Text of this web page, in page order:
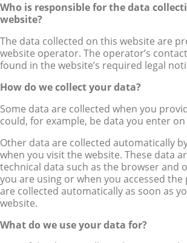
Who is responsible for the data
website?
The data collected on this website are
website operator. The operator’s
found in the website’s required legal
How do we collect your data?
Some data are collected when you
could, for example, be data you enter
Other data are collected automatically
when you visit the website. These data
technical data such as the browser and
you are using or when you accessed the
are collected automatically as soon as
website.
What do we use your data for?